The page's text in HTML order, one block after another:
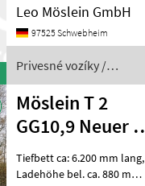
3.100 mm lang x 760 mm
Federhebewerk, 8 x
Leo Möslein GmbH
97525 Schwebheim
Privesné vozíky /
Möslein
Möslein T 2
GG10,9 Neuer 2
Achs Tieflader-
Anhänger
Tiefbett ca: 6.200 mm lang,
Ladehöhe bel. ca. 880 mm ,